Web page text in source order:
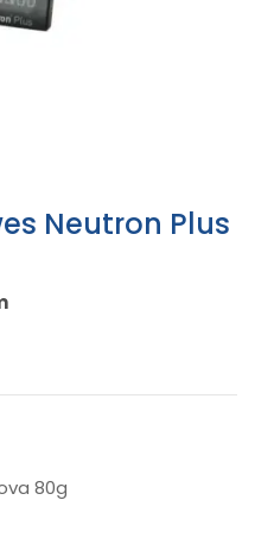
Neutron Plus
80g